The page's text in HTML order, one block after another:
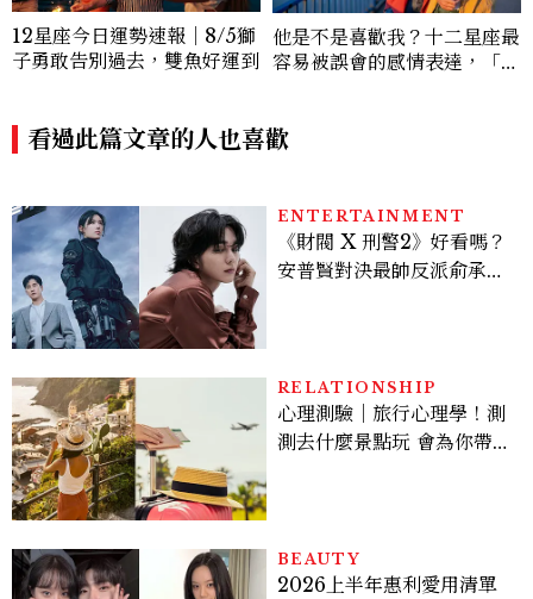
12星座今日運勢速報｜8/5獅
子勇敢告別過去，雙魚好運到
他是不是喜歡我？十二星座最
容易被誤會的感情表達，「這
看過此篇文章的人也喜歡
ENTERTAINMENT
《財閥 X 刑警2》好看嗎？
安普賢對決最帥反派俞承
多大？
RELATIONSHIP
心理測驗｜旅行心理學！測
測去什麼景點玩 會為你帶來
BEAUTY
2026上半年惠利愛用清單